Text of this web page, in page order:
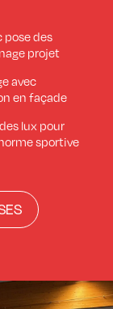
pose des
projet
avec
en façade
lux pour
sportive